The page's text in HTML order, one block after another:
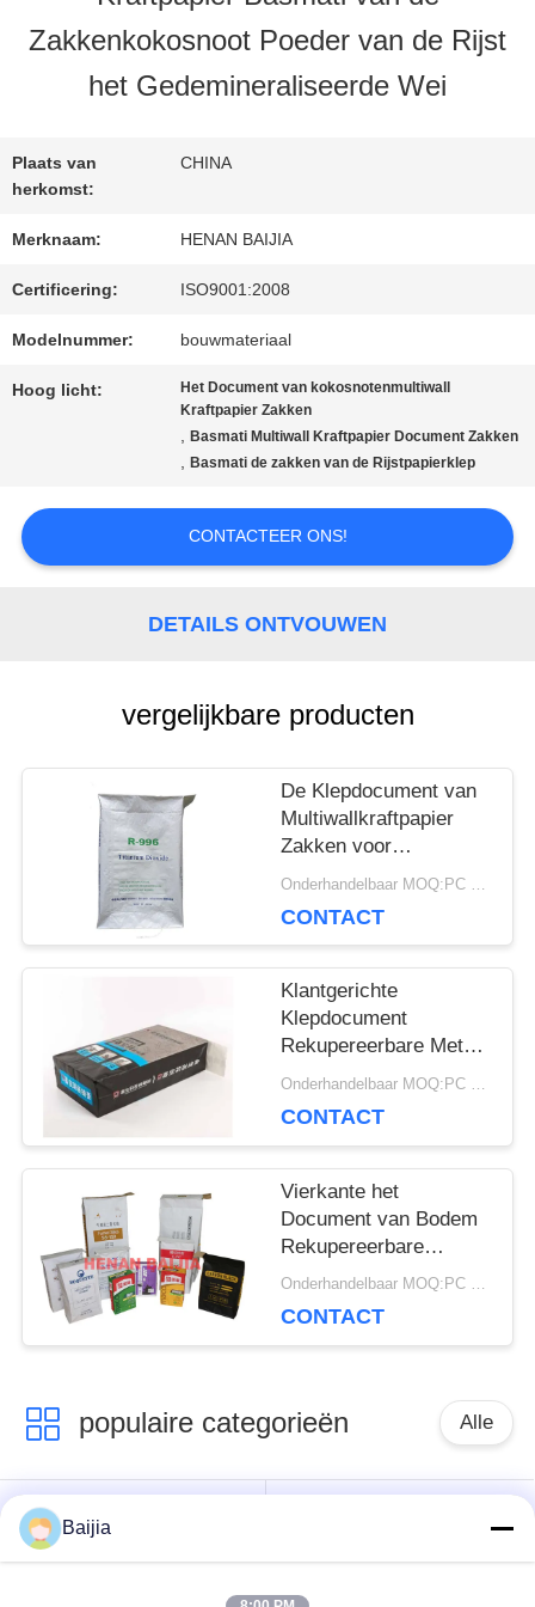
FABRIEKSREIS
KWALITEITSCONTROLE
CONTACTEER
ONS
NIEUWS
SITEMAP
POLICY
Zakkenkokosnoot Poeder van de Rijst
het Gedemineraliseerde Wei
Plaats van
herkomst:
CHINA
Merknaam: HENAN BAIJIA
Certificering: ISO9001:2008
Modelnummer: bouwmateriaal
Hoog licht:
Het Document van kokosnotenmultiwall
Kraftpapier Zakken
,Basmati Multiwall Kraftpapier Document Zakken
,Basmati de zakken van de Rijstpapierklep
CONTACTEER ONS!
DETAILS ONTVOUWEN
vergelijkbare producten
De Klepdocument van
Multiwallkraftpapier
Zakken voor
Verpakking Chemische
50kg
Onderhandelbaar MOQ:PC 5000
CONTACT
Klantgerichte
Klepdocument
Rekupereerbare Met
lange levensuur van
Zakken Vierkante
Onderhandelbaar MOQ:PC 5000
CONTACT
Vierkante het
Document van Bodem
Rekupereerbare
Multiwall Kraftpapier
Klantgerichte Klep
Onderhandelbaar MOQ:PC 5000
CONTACT
populaire categorieën Alle
Het Document van
Multiwallkraftpapier
Zakken
Klepmultiwall Zakken
Baijia